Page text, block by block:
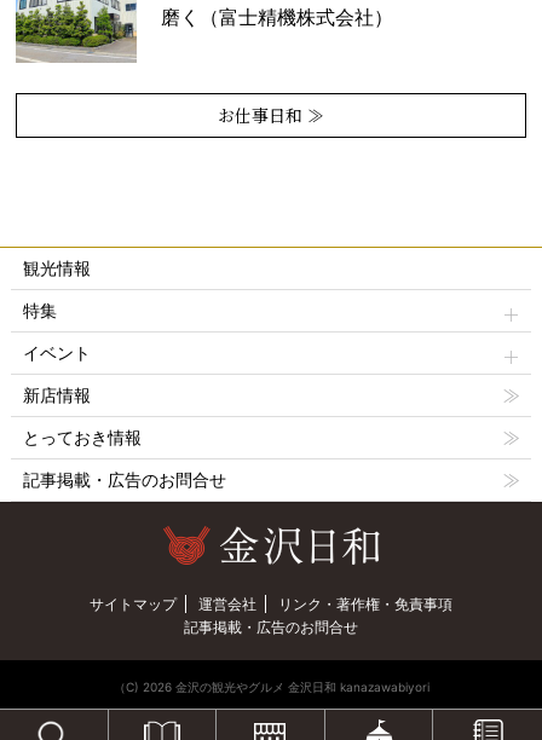
磨く（富士精機株式会社）
お仕事日和 ≫
観光情報
特集
イベント
新店情報
とっておき情報
記事掲載・広告のお問合せ
サイトマップ 運営会社
リンク・著作権・免責事項
記事掲載・広告のお問合せ
（C) 2026 金沢の観光やグルメ 金沢日和 kanazawabiyori